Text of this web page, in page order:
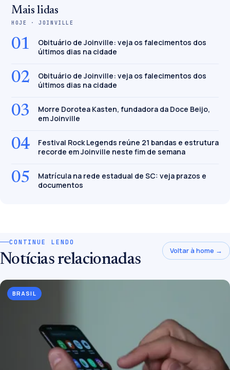
Mais lidas
HOJE · JOINVILLE
01
Obituário de Joinville: veja os falecimentos dos
últimos dias na cidade
02
Obituário de Joinville: veja os falecimentos dos
últimos dias na cidade
03
Morre Dorotea Kasten, fundadora da Doce Beijo,
em Joinville
04
Festival Rock Legends reúne 21 bandas e estrutura
recorde em Joinville neste fim de semana
05
Matrícula na rede estadual de SC: veja prazos e
documentos
CONTINUE LENDO
Notícias relacionadas
Voltar à home →
BRASIL